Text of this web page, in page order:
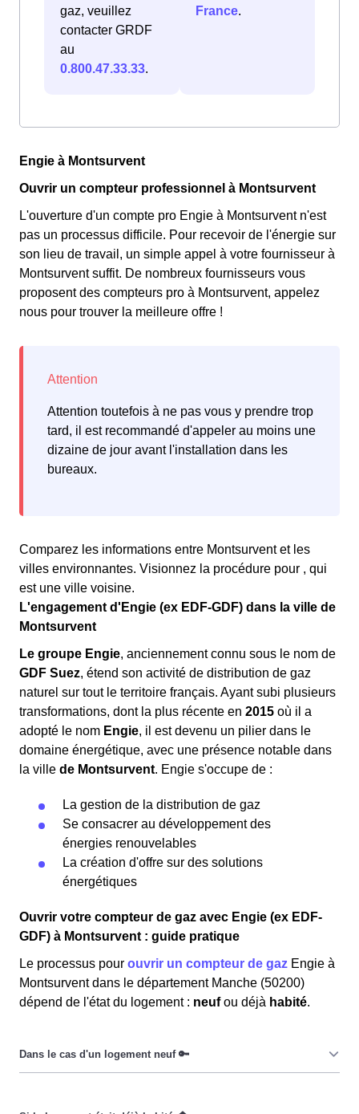
gaz, veuillez
contacter GRDF
au
0.800.47.33.33.
France.
Engie à Montsurvent
Ouvrir un compteur professionnel à Montsurvent
L'ouverture d'un compte pro Engie à Montsurvent n'est
pas un processus difficile. Pour recevoir de l'énergie sur
son lieu de travail, un simple appel à votre fournisseur à
Montsurvent suffit. De nombreux fournisseurs vous
proposent des compteurs pro à Montsurvent, appelez
nous pour trouver la meilleure offre !
Attention toutefois à ne pas vous y prendre trop
tard, il est recommandé d'appeler au moins une
dizaine de jour avant l'installation dans les
bureaux.
Comparez les informations entre Montsurvent et les
villes environnantes. Visionnez la procédure pour , qui
est une ville voisine.
L'engagement d'Engie (ex EDF-GDF) dans la ville de
Montsurvent
Le groupe Engie, anciennement connu sous le nom de
GDF Suez, étend son activité de distribution de gaz
naturel sur tout le territoire français. Ayant subi plusieurs
transformations, dont la plus récente en 2015 où il a
adopté le nom Engie, il est devenu un pilier dans le
domaine énergétique, avec une présence notable dans
la ville de Montsurvent. Engie s'occupe de :
La gestion de la distribution de gaz
Se consacrer au développement des
énergies renouvelables
La création d'offre sur des solutions
énergétiques
Ouvrir votre compteur de gaz avec Engie (ex EDF-
GDF) à Montsurvent : guide pratique
Le processus pour ouvrir un compteur de gaz Engie à
Montsurvent dans le département Manche (50200)
dépend de l'état du logement : neufou déjà habité.